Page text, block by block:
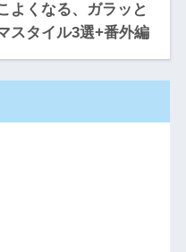
よくなる、ガラッと
スタイル3選+番外編